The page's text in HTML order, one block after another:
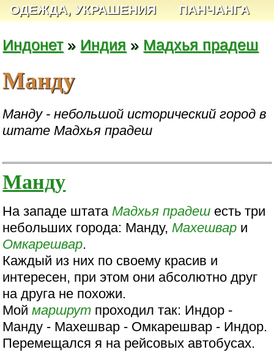
ОДЕЖДА, УКРАШЕНИЯ
ПАНЧАНГА
Индонет» Индия » Мадхья прадеш
Манду
Манду - небольшой исторический город в
штате Мадхья прадеш
Манду
На западе штатаМадхья прадеш есть три
небольших города: Манду,Махешвар и
Омкарешвар.
Каждый из них по своему красив и
интересен, при этом они абсолютно друг
на друга не похожи.
Моймаршрут проходил так: Индор -
Манду - Махешвар - Омкарешвар - Индор.
Перемещался я на рейсовых автобусах.